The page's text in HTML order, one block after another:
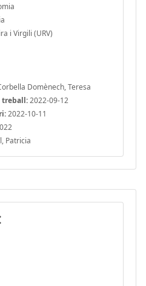
i Virgili (URV)
Domènech, Teresa
treball:2022-09-12
2022-10-11
Patricia